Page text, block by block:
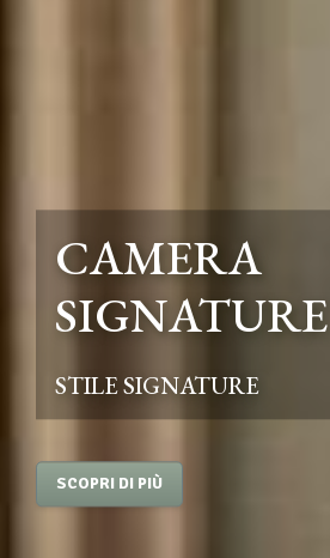
CAMERA
SIGNATURE
STILE SIGNATURE
SCOPRI DI PIÙ